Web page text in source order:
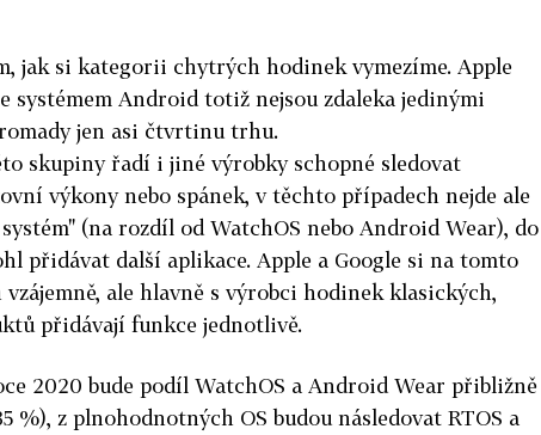
jak si kategorii chytrých hodinek vymezíme. Apple
systémem Android totiž nejsou zdaleka jedinými
jen asi čtvrtinu trhu.
skupiny řadí i jiné výrobky schopné sledovat
výkony nebo spánek, v těchto případech nejde ale
(na rozdíl od WatchOS nebo Android Wear), do
přidávat další aplikace. Apple a Google si na tomto
ale hlavně s výrobci hodinek klasických,
přidávají funkce jednotlivě.
2020 bude podíl WatchOS a Android Wear přibližně
%), z plnohodnotných OS budou následovat RTOS a